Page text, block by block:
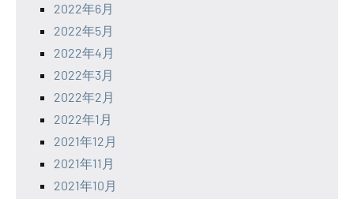
2022年6月
2022年5月
2022年4月
2022年3月
2022年2月
2022年1月
2021年12月
2021年11月
2021年10月